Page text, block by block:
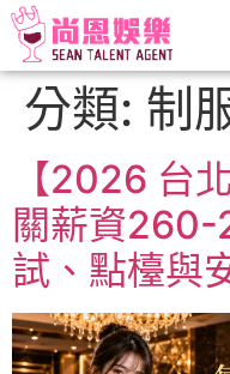
分類: 制
【2026 台
關薪資260-
試、點檯與